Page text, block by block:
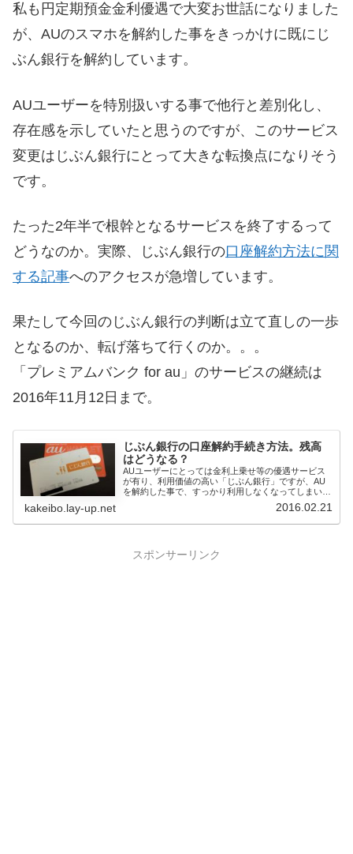
私も円定期預金金利優遇で大変お世話になりました
が、AUのスマホを解約した事をきっかけに既にじ
ぶん銀行を解約しています。
AUユーザーを特別扱いする事で他行と差別化し、
存在感を示していたと思うのですが、このサービス
変更はじぶん銀行にとって大きな転換点になりそう
です。
たった2年半で根幹となるサービスを終了するって
どうなのか。実際、じぶん銀行の口座解約方法に関
する記事へのアクセスが急増しています。
果たして今回のじぶん銀行の判断は立て直しの一歩
となるのか、転げ落ちて行くのか。。。
「プレミアムバンク for au」のサービスの継続は
2016年11月12日まで。
じぶん銀行の口座解約手続き方法。残高
はどうなる？
AUユーザーにとっては金利上乗せ等の優遇サービス
が有り、利用価値の高い「じぶん銀行」ですが、AU
を解約した事で、すっかり利用しなくなってしまいま
kakeibo.lay-up.net 2016.02.21
スポンサーリンク